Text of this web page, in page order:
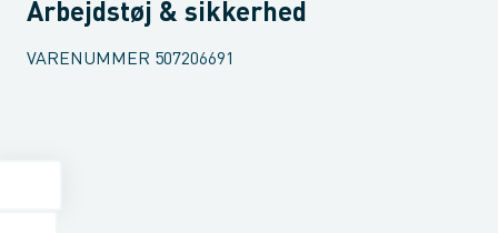
Arbejdstøj & sikkerhed
VARENUMMER 507206691